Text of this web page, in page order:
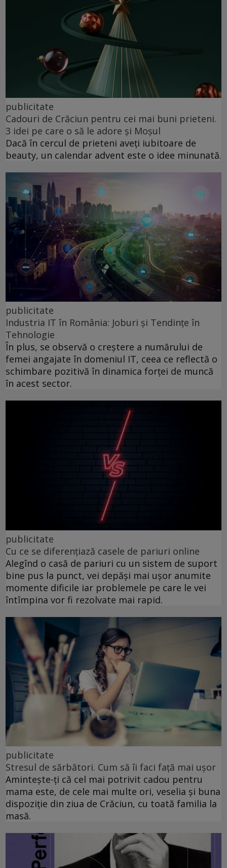
publicitate
Cadouri de Crăciun pentru cei mai buni prieteni.
3 idei pe care o să le adore și Moșul
Dacă în cercul de prieteni aveți iubitoare de
beauty, un calendar advent este o idee minunată.
publicitate
Industria IT în România: Joburi și Tendințe în
Tehnologie
În plus, se observă o creștere a numărului de
femei angajate în domeniul IT, ceea ce reflectă o
schimbare pozitivă în dinamica forței de muncă
în acest sector.
publicitate
Cu ce se diferențiază casele de pariuri online
Alegînd o casă de pariuri cu un sistem de suport
bine pus la punct, vei depăși mai ușor anumite
momente dificile iar problemele pe care le vei
întîmpina vor fi rezolvate mai rapid.
publicitate
Stresul de sărbători. Cum să îi faci față mai ușor
Amintește-ți că cel mai potrivit cadou pentru
mama este, de cele mai multe ori, veselia și buna
dispoziție din ziua de Crăciun, cu toată familia la
masă.